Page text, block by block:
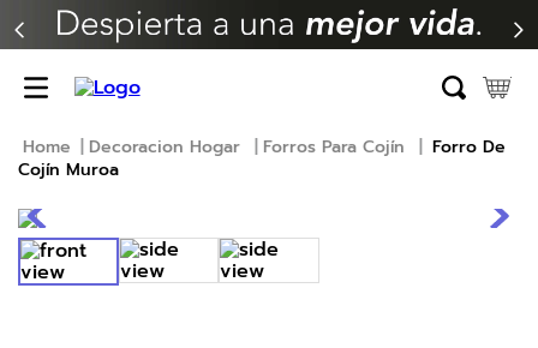
Decoracion Hogar Forros Para Cojín
Forro De
Cojín Muroa
TÉRMINOS MÁS BUSCADOS
1.
erica
3.
colchon
4.
5.
base